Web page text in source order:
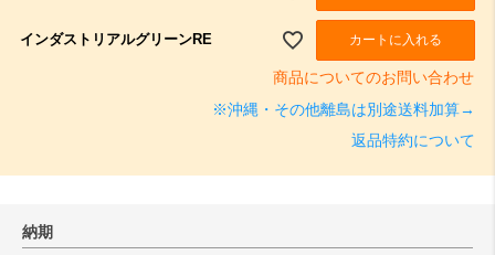
インダストリアルグリーンRE カートに入れる
商品についてのお問い合わせ
※沖縄・その他離島は別途送料加算→
返品特約について
納期